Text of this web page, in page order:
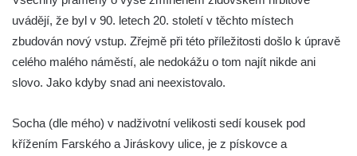
Socha Vlčice s mládětem v ZOO Hluboká
Socha Rys číhající na srnu v ZOO Hluboká
Socha Želva v ZOO Hluboká
Socha Kozorožec horský v ZOO Hluboká
uvádějí, že byl v 90. letech 20. století v těchto místech
zbudován nový vstup. Zřejmě při této příležitosti došlo k úpravě
celého malého náměstí, ale nedokážu o tom najít nikde ani
slovo. Jako kdyby snad ani neexistovalo.
Socha (dle mého) v nadživotní velikosti sedí kousek pod
křížením Farského a Jiráskovy ulice, je z pískovce a